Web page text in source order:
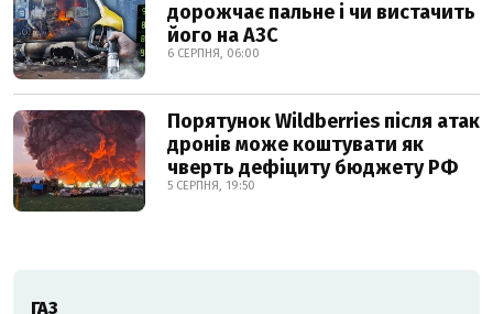
дорожчає пальне і чи вистачить
його на АЗС
6 СЕРПНЯ, 06:00
Порятунок Wildberries після атак
дронів може коштувати як
чверть дефіциту бюджету РФ
5 СЕРПНЯ, 19:50
ГАЗ